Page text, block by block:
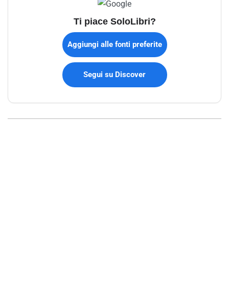
Ti piace SoloLibri?
Aggiungi alle fonti preferite
Segui su Discover